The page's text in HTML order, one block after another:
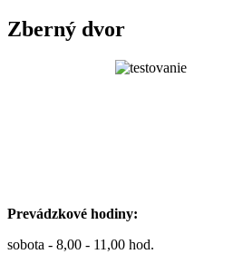
Zberný dvor
Prevádzkové hodiny:
sobota - 8,00 - 11,00 hod.